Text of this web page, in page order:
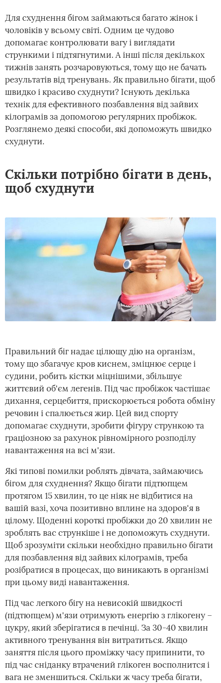
Для схуднення бігом займаються багато жінок і
чоловіків у всьому світі. Одним це чудово
допомагає контролювати вагу і виглядати
стрункими і підтягнутими. А інші після декількох
тижнів занять розчаровуються, тому що не бачать
результатів від тренувань. Як правильно бігати, щоб
швидко і красиво схуднути? Існують декілька
технік для ефективного позбавлення від зайвих
кілограмів за допомогою регулярних пробіжок.
Розглянемо деякі способи, які допоможуть швидко
схуднути.
Скільки потрібно бігати в день,
щоб схуднути
Правильний біг надає цілющу дію на організм,
тому що збагачує кров киснем, зміцнює серце і
судини, робить кістки міцнішими, збільшує
життєвий об'єм легенів. Під час пробіжок частішає
дихання, серцебиття, прискорюється робота обміну
речовин і спалюється жир. Цей вид спорту
допомагає схуднути, зробити фігуру стрункою та
граціозною за рахунок рівномірного розподілу
навантаження на всі м'язи.
Які типові помилки роблять дівчата, займаючись
бігом для схуднення? Якщо бігати підтюпцем
протягом 15 хвилин, то це ніяк не відбитися на
вашій вазі, хоча позитивно вплине на здоров'я в
цілому. Щоденні короткі пробіжки до 20 хвилин не
зроблять вас стрункіше і не допоможуть схуднути.
Щоб зрозуміти скільки необхідно правильно бігати
для позбавлення від зайвих кілограмів, треба
розібратися в процесах, що виникають в організмі
при цьому виді навантаження.
Під час легкого бігу на невисокій швидкості
(підтюпцем) м'язи отримують енергію з глікогену –
цукру, який зберігатися в печінці. За 30-40 хвилин
активного тренування він витратиться. Якщо
заняття після цього проміжку часу припинити, то
під час сніданку втрачений глікоген восполнится і
вага не зменшиться. Скільки ж часу треба бігати,